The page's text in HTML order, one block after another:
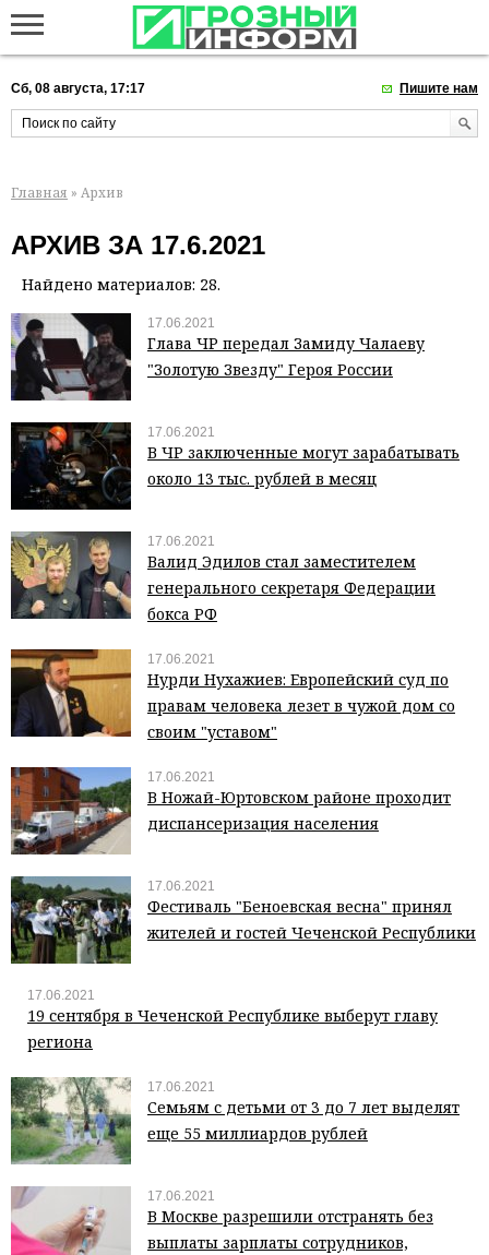
Сб, 08 августа, 17:17 Пишите нам
Главная » Архив
АРХИВ ЗА 17.6.2021
Найдено материалов: 28.
17.06.2021
Глава ЧР передал Замиду Чалаеву
"Золотую Звезду" Героя России
17.06.2021
В ЧР заключенные могут зарабатывать
около 13 тыс. рублей в месяц
17.06.2021
Валид Эдилов стал заместителем
генерального секретаря Федерации
бокса РФ
17.06.2021
Нурди Нухажиев: Европейский суд по
правам человека лезет в чужой дом со
своим "уставом"
17.06.2021
В Ножай-Юртовском районе проходит
диспансеризация населения
17.06.2021
Фестиваль "Беноевская весна" принял
жителей и гостей Чеченской Республики
17.06.2021
19 сентября в Чеченской Республике выберут главу
региона
17.06.2021
Семьям с детьми от 3 до 7 лет выделят
еще 55 миллиардов рублей
17.06.2021
В Москве разрешили отстранять без
выплаты зарплаты сотрудников,